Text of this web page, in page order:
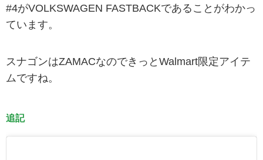
#4がVOLKSWAGEN FASTBACKであることがわかっ
ています。
スナゴンはZAMACなのできっとWalmart限定アイテ
ムですね。
追記